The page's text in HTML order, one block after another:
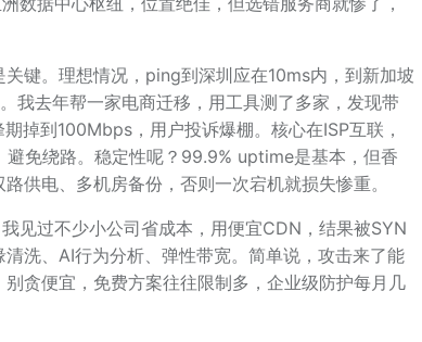
键。理想情况，ping到深圳应在10ms内，到新加坡
我去年帮一家电商迁移，用工具测了多家，发现带
掉到100Mbps，用户投诉爆棚。核心在ISP互联，
免绕路。稳定性呢？99.9% uptime是基本，但香
电、多机房备份，否则一次宕机就损失惨重。
见过不少小公司省成本，用便宜CDN，结果被SYN
洗、AI行为分析、弹性带宽。简单说，攻击来了能
贪便宜，免费方案往往限制多，企业级防护每月几